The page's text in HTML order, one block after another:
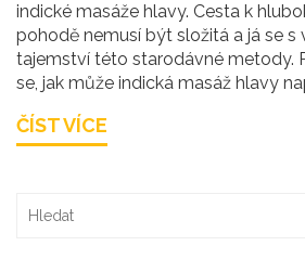
indické masáže hlavy. Cesta k
pohodě nemusí být složitá a já se s
tajemství této starodávné metody.
se, jak může indická masáž hlavy
Těším se na společnou cestu plnou
ČÍST VÍCE